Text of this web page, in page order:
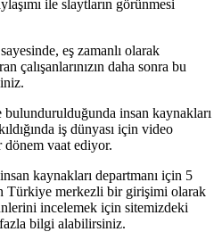
ile slaytların görünmesi
eş zamanlı olarak
çalışanlarınızın daha sonra bu
insan kaynakları
iş dünyası için video
vaat ediyor.
kaynakları departmanı için 5
Türkiye merkezli bir girişimi olarak
incelemek için sitemizdeki
fazla bilgi alabilirsiniz.